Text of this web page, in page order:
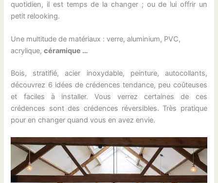
quotidien, il est temps de la changer ; ou de lui offrir un
petit relooking.
Une multitude de matériaux : verre, aluminium, PVC,
acrylique,céramique …
Bois, stratifié, acier inoxydable, peinture, autocollants,
découvrez 6 idées de crédences tendance, peu coûteuses
et faciles à installer. Vous verrez certaines de ces
crédences sont des crédences réversibles. Très pratique
pour en changer quand vous en avez envie.